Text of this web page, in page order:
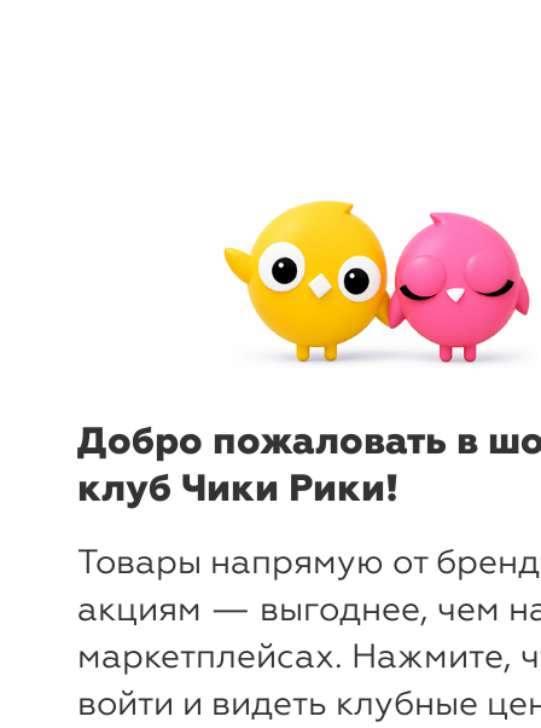
Добро пожаловать в
клуб Чики Рики!
Товары напрямую от
акциям — выгоднее, чем
маркетплейсах. Нажмите,
войти и видеть клубные